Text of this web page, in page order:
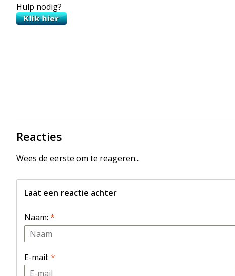
Hulp nodig?
Reacties
Wees de eerste om te reageren...
Laat een reactie achter
Naam: *
E-mail: *